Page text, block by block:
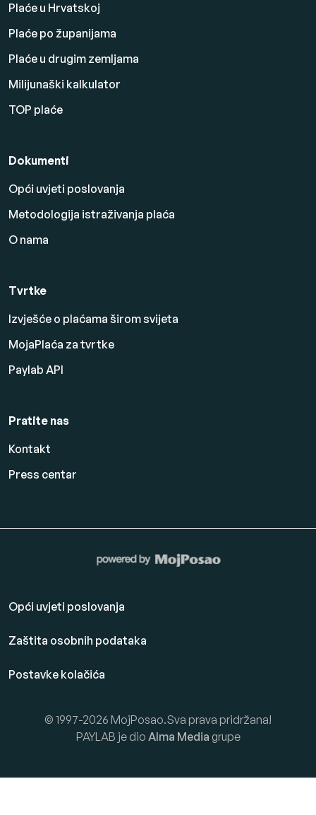
Plaće u Hrvatskoj
Plaće po županijama
Plaće u drugim zemljama
Milijunaški kalkulator
TOP plaće
Dokumenti
Opći uvjeti poslovanja
Metodologija istraživanja plaća
O nama
Tvrtke
Izvješće o plaćama širom svijeta
MojaPlaća za tvrtke
Paylab API
Pratite nas
Kontakt
Press centar
Opći uvjeti poslovanja
Zaštita osobnih podataka
Postavke kolačića
© 1997-2026 MojPosao.Sva prava pridržana!
PAYLAB je dio Alma Media grupe